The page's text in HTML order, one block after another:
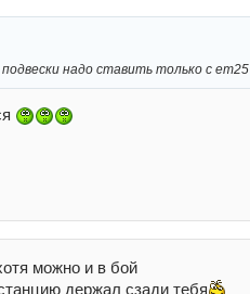
надо ставить только с ет25
можно и в бой
держал сзади тебя